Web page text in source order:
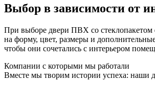
Выбор в зависимости от
При выборе двери ПВХ со стеклопакетом
на форму, цвет, размеры и
чтобы они сочетались с интерьером
Компании с которыми мы работали
Вместе мы творим истории успеха: наши